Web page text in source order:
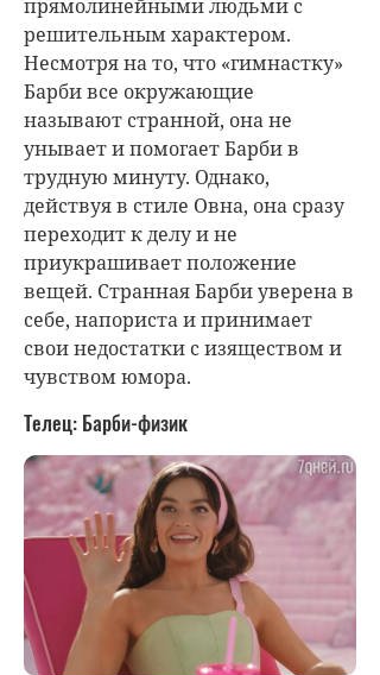
прямолинейными людьми с
решительным характером.
Несмотря на то, что «гимнастку»
Барби все окружающие
называют странной, она не
унывает и помогает Барби в
трудную минуту. Однако,
действуя в стиле Овна, она сразу
переходит к делу и не
приукрашивает положение
вещей. Странная Барби уверена в
себе, напориста и принимает
свои недостатки с изяществом и
чувством юмора.
Телец: Барби-физик